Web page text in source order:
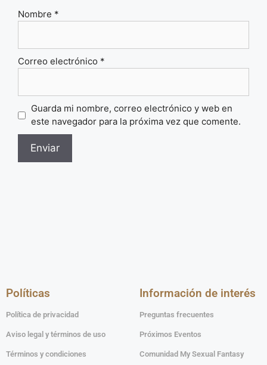
Nombre *
Correo electrónico *
Guarda mi nombre, correo electrónico y web en
este navegador para la próxima vez que comente.
Políticas
Política de privacidad
Aviso legal y términos de uso
Términos y condiciones
Información de interés
Preguntas frecuentes
Próximos Eventos
Comunidad My Sexual Fantasy